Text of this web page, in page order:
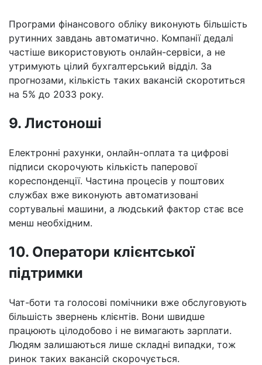
Програми фінансового обліку виконують більшість
рутинних завдань автоматично. Компанії дедалі
частіше використовують онлайн-сервіси, а не
утримують цілий бухгалтерський відділ. За
прогнозами, кількість таких вакансій скоротиться
на 5% до 2033 року.
9. Листоноші
Електронні рахунки, онлайн-оплата та цифрові
підписи скорочують кількість паперової
кореспонденції. Частина процесів у поштових
службах вже виконують автоматизовані
сортувальні машини, а людський фактор стає все
менш необхідним.
10. Оператори клієнтської
підтримки
Чат-боти та голосові помічники вже обслуговують
більшість звернень клієнтів. Вони швидше
працюють цілодобово і не вимагають зарплати.
Людям залишаються лише складні випадки, тож
ринок таких вакансій скорочується.